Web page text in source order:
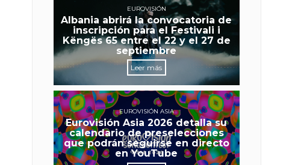
EUROVISIÓN
Albania abrirá la convocatoria de
inscripción para el Festivali i
Këngës 65 entre el 22 y el 27 de
septiembre
Leer más
EUROVISIÓN ASIA
Eurovisión Asia 2026 detalla su
calendario de preselecciones
que podrán seguirse en directo
en YouTube